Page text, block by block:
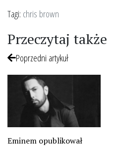
Tagi: chris brown
Przeczytaj także
Poprzedni artykuł
Eminem opublikował